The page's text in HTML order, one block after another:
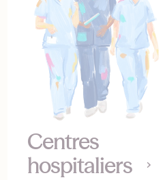
Centres
hospitaliers